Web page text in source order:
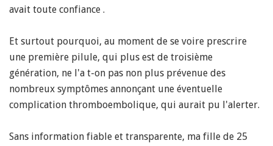
avait toute confiance .
Et surtout pourquoi, au moment de se voire prescrire
une première pilule, qui plus est de troisième
génération, ne l'a t-on pas non plus prévenue des
nombreux symptômes annonçant une éventuelle
complication thromboembolique, qui aurait pu l'alerter.
Sans information fiable et transparente, ma fille de 25